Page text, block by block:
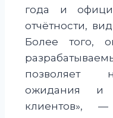
года и
отчётности,
Более того,
позволяет
ожидания и
клиентов»,